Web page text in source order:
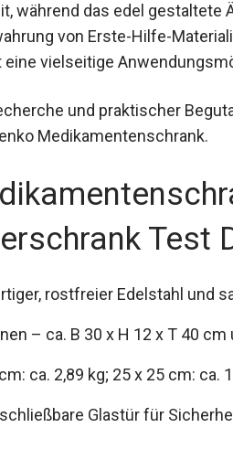
während das edel gestaltete
von Erste-Hilfe-
eine vielseitige
und praktischer
Medikamentenschrank.
Test
rostfreier Edelstahl und
– ca. B 30 x H 12 x T 40 cm
ca. 2,89 kg; 25 x 25 cm: ca.
Glastür für